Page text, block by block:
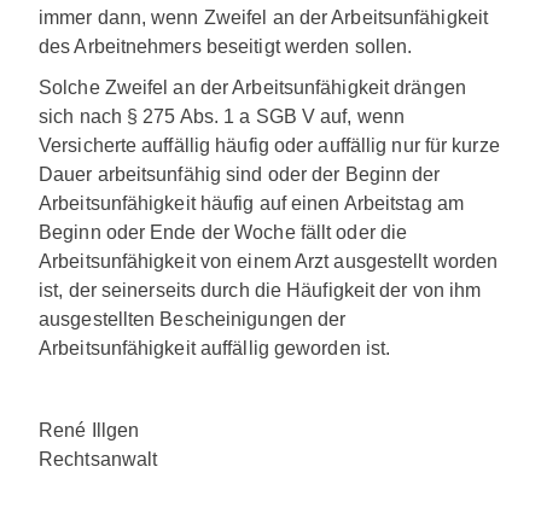
immer dann, wenn Zweifel an der Arbeitsunfähigkeit
des Arbeitnehmers beseitigt werden sollen.
Solche Zweifel an der Arbeitsunfähigkeit drängen
sich nach § 275 Abs. 1 a SGB V auf, wenn
Versicherte auffällig häufig oder auffällig nur für kurze
Dauer arbeitsunfähig sind oder der Beginn der
Arbeitsunfähigkeit häufig auf einen Arbeitstag am
Beginn oder Ende der Woche fällt oder die
Arbeitsunfähigkeit von einem Arzt ausgestellt worden
ist, der seinerseits durch die Häufigkeit der von ihm
ausgestellten Bescheinigungen der
Arbeitsunfähigkeit auffällig geworden ist.
René Illgen
Rechtsanwalt